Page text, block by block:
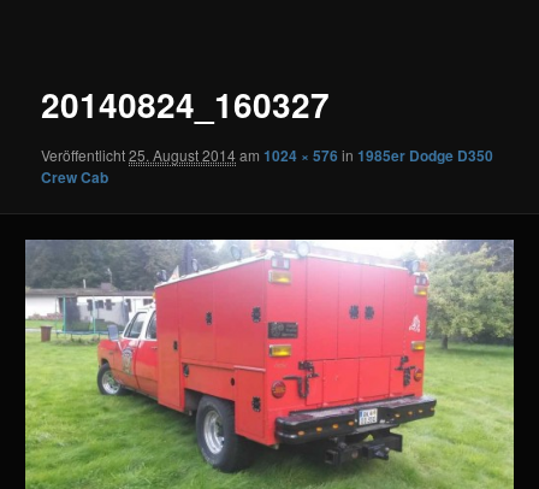
20140824_160327
Veröffentlicht25. August 2014am1024 × 576 in1985er Dodge D350
Crew Cab